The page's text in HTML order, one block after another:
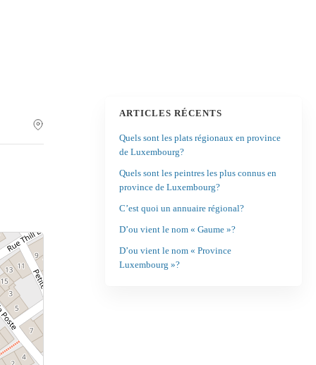
ARTICLES RÉCENTS
Quels sont les plats régionaux en province
de Luxembourg?
Quels sont les peintres les plus connus en
province de Luxembourg?
C’est quoi un annuaire régional?
D’ou vient le nom « Gaume »?
D’ou vient le nom « Province
Luxembourg »?